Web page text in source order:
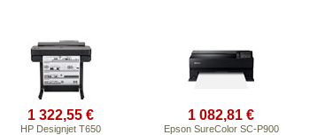
1 322,55 €
HP Designjet T650
1 082,81 €
Epson SureColor SC-P900